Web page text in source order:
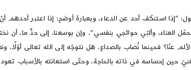
“إذا استنكف أحد عن الدعاء، وبعبارة أوضح: إذا اعتبر
العناء، وألبّي حوائجي بنفسي”. وإن بوسعنا، إلى حدٍّ ما، أن
عنّا؟ فحينما نُصاب بالصداع، هل نتوجّه إلى الله تعالى أوّلًا،
حين إحساسه في ذاته بالحاجة، وحتّى استعانته بالأسباب